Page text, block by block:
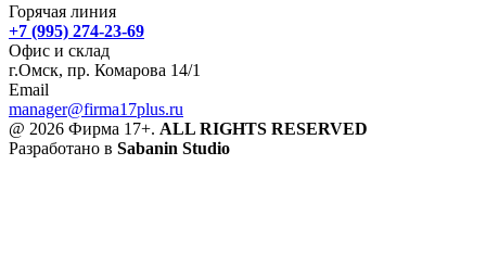
Горячая линия
+7 (995) 274-23-69
Офис и склад
г.Омск, пр. Комарова 14/1
Email
manager@firma17plus.ru
@ 2026 Фирма 17+. ALL RIGHTS RESERVED
Разработано в Sabanin Studio